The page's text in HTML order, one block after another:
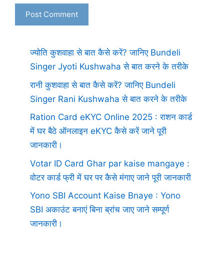
ज्योति कुशवाहा से बात कैसे करें? जानिए Bundeli
Singer Jyoti Kushwaha से बात करने के तरीके
रानी कुशवाहा से बात कैसे करें? जानिए Bundeli
Singer Rani Kushwaha से बात करने के तरीके
Ration Card eKYC Online 2025 : राशन कार्ड
में घर बैठे ऑनलाइन eKYC कैसे करें जाने पूरी
जानकारी।
Votar ID Card Ghar par kaise mangaye :
वोटर कार्ड फ्री में घर पर कैसे मंगाए जाने पूरी जानकारी
Yono SBI Account Kaise Bnaye : Yono
SBI अकाउंट बनाएं बिना ब्रांच जाए जाने सम्पूर्ण
जानकारी।